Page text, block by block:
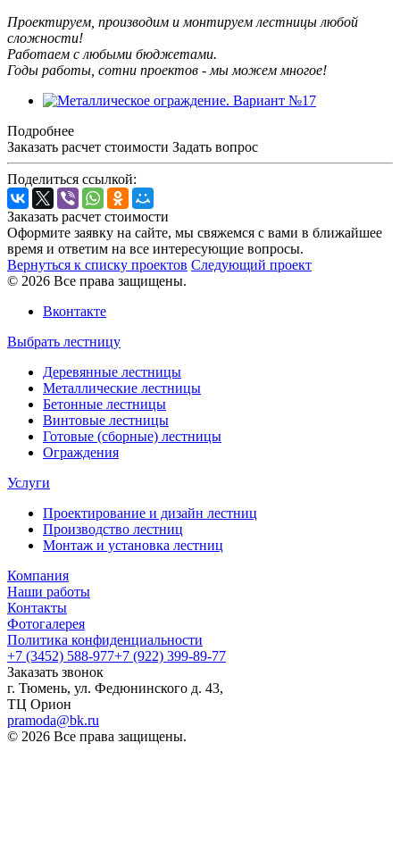
Проектируем, производим и монтируем лестницы любой
сложности!
Работаем с любыми бюджетами.
Годы работы, сотни проектов - мы можем многое!
Подробнее
Заказать расчет стоимости Задать вопрос
Поделиться ссылкой:
Заказать расчет стоимости
Оформите заявку на сайте, мы свяжемся с вами в ближайшее
время и ответим на все интересующие вопросы.
Вернуться к списку проектов Следующий проект
© 2026 Все права защищены.
Вконтакте
Выбрать лестницу
Деревянные лестницы
Металлические лестницы
Бетонные лестницы
Винтовые лестницы
Готовые (сборные) лестницы
Ограждения
Услуги
Проектирование и дизайн лестниц
Производство лестниц
Монтаж и установка лестниц
Компания
Наши работы
Контакты
Фотогалерея
Политика конфиденциальности
+7 (3452) 588-977+7 (922) 399-89-77
Заказать звонок
г. Тюмень, ул. Федюнинского д. 43,
ТЦ Орион
pramoda@bk.ru
© 2026 Все права защищены.